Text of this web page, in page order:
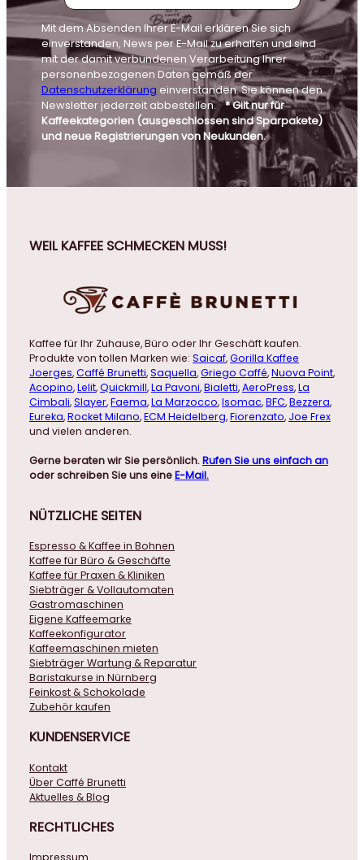
Mit dem Absenden Ihrer E-Mail erklären Sie sich
einverstanden, News per E-Mail zu erhalten und sind
mit der damit verbundenen Verarbeitung Ihrer
personenbezogenen Daten gemäß der
Datenschutzerklärung einverstanden. Sie können den
Newsletter jederzeit abbestellen.* Gilt nur für
Kaffeekategorien (ausgeschlossen sind Sparpakete)
und neue Registrierungen von Neukunden.
WEIL KAFFEE SCHMECKEN MUSS!
Kaffee für Ihr Zuhause, Büro oder Ihr Geschäft kaufen.
Produkte von tollen Marken wie: Saicaf,Gorilla Kaffee
Joerges,Caffé Brunetti,Saquella,Griego Caffé,Nuova Point,
Acopino,Lelit,Quickmill,La Pavoni,Bialetti,AeroPress,La
Cimbali,Slayer,Faema,La Marzocco,Isomac,BFC,Bezzera,
Eureka,Rocket Milano,ECM Heidelberg,Fiorenzato, Joe Frex
und vielen anderen.
Gerne beraten wir Sie persönlich.Rufen Sie uns einfach an
oder schreiben Sie uns eineE-Mail.
NÜTZLICHE SEITEN
Espresso & Kaffee in Bohnen
Kaffee für Büro & Geschäfte
Kaffee für Praxen & Kliniken
Siebträger & Vollautomaten
Gastromaschinen
Eigene Kaffeemarke
Kaffeekonfigurator
Kaffeemaschinen mieten
Siebträger Wartung & Reparatur
Baristakurse in Nürnberg
Feinkost & Schokolade
Zubehör kaufen
KUNDENSERVICE
Kontakt
Über Caffé Brunetti
Aktuelles & Blog
RECHTLICHES
Impressum